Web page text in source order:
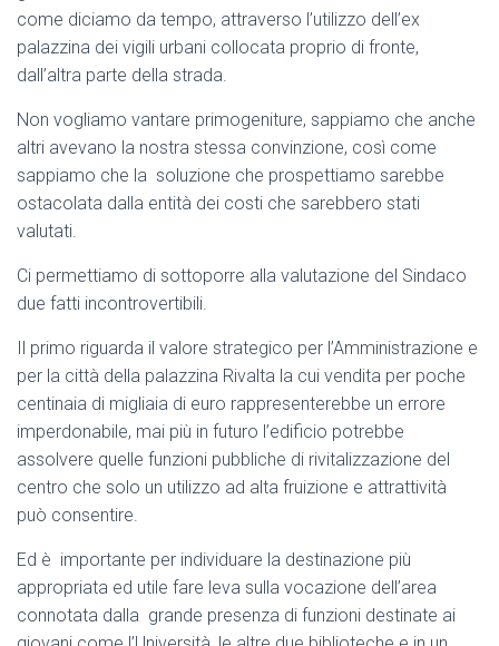
come diciamo da tempo, attraverso l’utilizzo dell’ex
palazzina dei vigili urbani collocata proprio di fronte,
dall’altra parte della strada.
Non vogliamo vantare primogeniture, sappiamo che anche
altri avevano la nostra stessa convinzione, così come
sappiamo che la soluzione che prospettiamo sarebbe
ostacolata dalla entità dei costi che sarebbero stati
valutati.
Ci permettiamo di sottoporre alla valutazione del Sindaco
due fatti incontrovertibili.
Il primo riguarda il valore strategico per l’Amministrazione e
per la città della palazzina Rivalta la cui vendita per poche
centinaia di migliaia di euro rappresenterebbe un errore
imperdonabile, mai più in futuro l’edificio potrebbe
assolvere quelle funzioni pubbliche di rivitalizzazione del
centro che solo un utilizzo ad alta fruizione e attrattività
può consentire.
Ed è importante per individuare la destinazione più
appropriata ed utile fare leva sulla vocazione dell’area
connotata dalla grande presenza di funzioni destinate ai